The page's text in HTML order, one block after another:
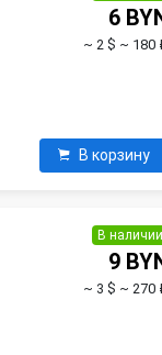
6
~ 2 $ ~ 180
В корзину
В наличии
9
~ 3 $ ~ 270